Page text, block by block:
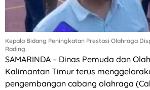
Kepala Bidang Peningkatan Prestasi Olahraga
Rading.
SAMARINDA – Dinas Pemuda dan
Kalimantan Timur terus
pengembangan cabang olahraga